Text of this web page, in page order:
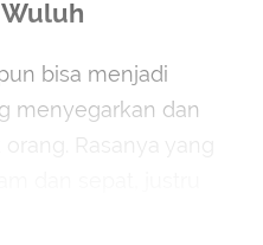
bisa menjadi
menyegarkan dan
Rasanya yang